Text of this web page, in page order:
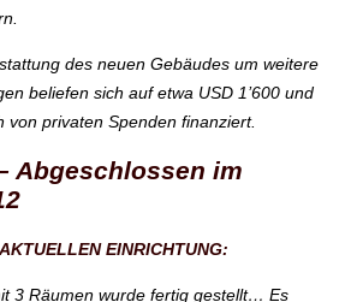
des neuen Gebäudes um weitere
beliefen sich auf etwa USD 1’600 und
von privaten Spenden finanziert.
Abgeschlossen im
EINRICHTUNG:
3 Räumen wurde fertig gestellt… Es